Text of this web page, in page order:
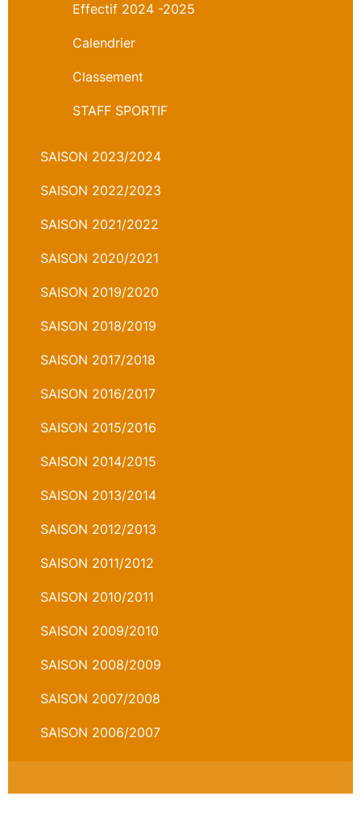
Effectif 2024 -2025
Calendrier
Classement
STAFF SPORTIF
SAISON 2023/2024
SAISON 2022/2023
SAISON 2021/2022
SAISON 2020/2021
SAISON 2019/2020
SAISON 2018/2019
SAISON 2017/2018
SAISON 2016/2017
SAISON 2015/2016
SAISON 2014/2015
SAISON 2013/2014
SAISON 2012/2013
SAISON 2011/2012
SAISON 2010/2011
SAISON 2009/2010
SAISON 2008/2009
SAISON 2007/2008
SAISON 2006/2007